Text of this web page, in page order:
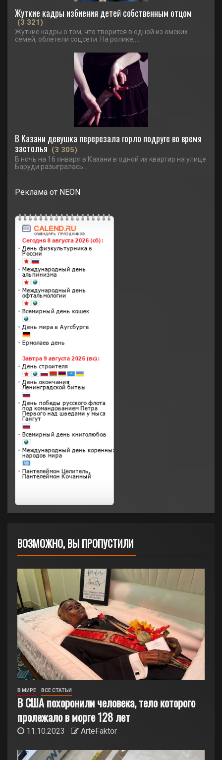
Жуткие кадры избиения детей собственным отцом
(3 321)
Жуткие кадры о том, что творится в одной из омских
семей, облетели соцсети. На ролике,...
В Казани девушка перерезала горло подруге во время
застолья (3 305)
В ночь на 16 января в Казани в одной из квартир на улице
Баруди разыгралась...
Реклама от NEON
ВОЗМОЖНО, ВЫ ПРОПУСТИЛИ
В МИРЕ ВСЕ СТАТЬИ
В США похоронили человека, тело которого
пролежало в морге 128 лет
11.10.2023 ArteFaktor